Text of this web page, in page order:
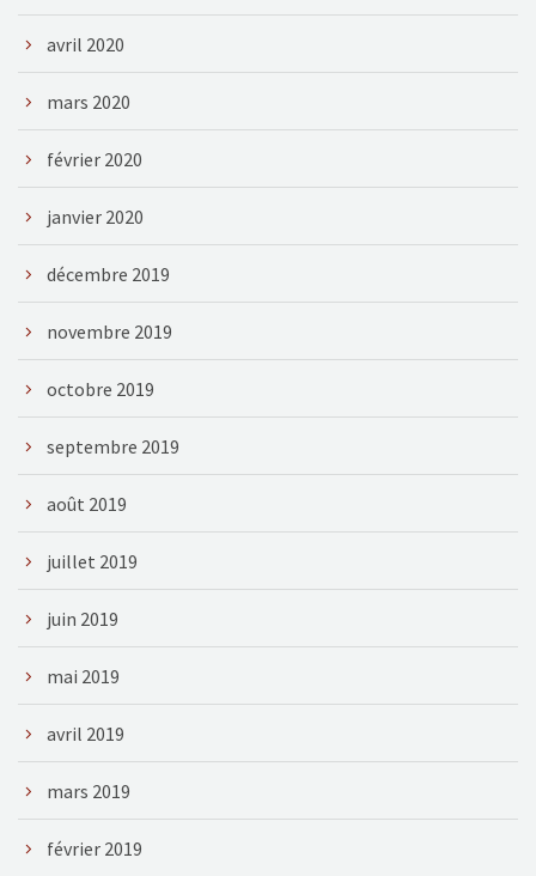
avril 2020
mars 2020
février 2020
janvier 2020
décembre 2019
novembre 2019
octobre 2019
septembre 2019
août 2019
juillet 2019
juin 2019
mai 2019
avril 2019
mars 2019
février 2019